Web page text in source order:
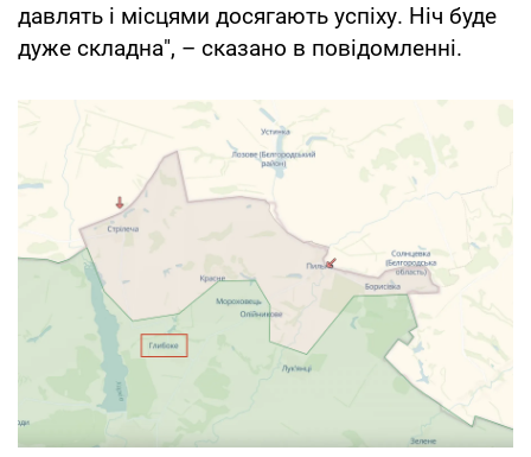
давлять і місцями досягають успіху. Ніч буде
дуже складна", – сказано в повідомленні.